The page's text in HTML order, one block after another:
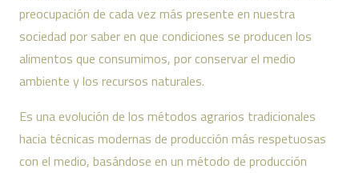
preocupación de cada vez más presente en nuestra
sociedad por saber en que condiciones se producen los
alimentos que consumimos, por conservar el medio
ambiente y los recursos naturales.
Es una evolución de los métodos agrarios tradicionales
hacia técnicas modernas de producción más respetuosas
con el medio, basándose en un método de producción